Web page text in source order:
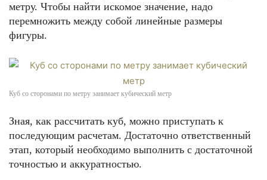
метру. Чтобы найти искомое значение, надо
перемножить между собой линейные размеры
фигуры.
Куб со сторонами по метру занимает кубический метр
Зная, как рассчитать куб, можно приступать к
последующим расчетам. Достаточно ответственный
этап, который необходимо выполнить с достаточной
точностью и аккуратностью.